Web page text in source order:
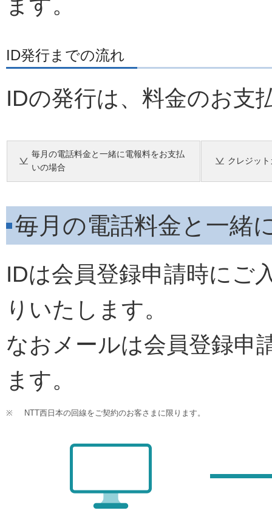
ます。
ID発行までの流れ
IDの発行は、料金のお支
毎月の電話料金と一緒に電報料をお支払
いの場合
クレジッ
毎月の電話料金と一緒
IDは会員登録申請時にご
りいたします。
なおメールは会員登録申
ます。
※ NTT西日本の回線をご契約のお客さまに限ります。